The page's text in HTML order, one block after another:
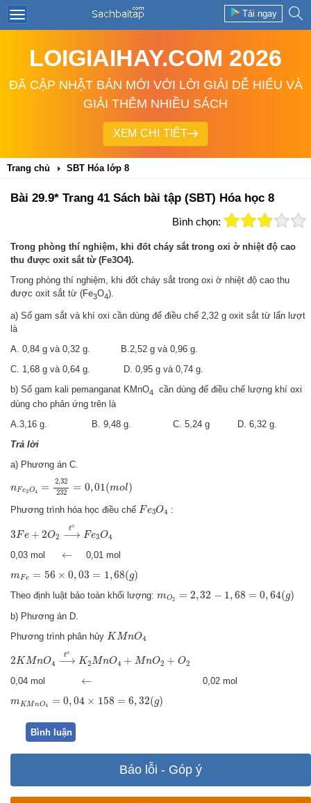
Tải ngay
LOIGIAIHAY.COM 2026
ĐÃ CẬP NHẬT BẢN MỚI VỚI LỜI GIẢI DỄ HIỂU VÀ
GIẢI THÊM NHIỀU SÁCH
XEM CHI TIẾT
Trang chủ SBT Hóa lớp 8
Bài 29.9* Trang 41 Sách bài tập (SBT) Hóa học 8
Bình chọn:
Trong phòng thí nghiệm, khi đốt cháy sắt trong oxi ờ nhiệt độ cao
thu được oxit sắt từ (Fe3O4).
Trong phòng thí nghiệm, khi đốt cháy sắt trong oxi ờ nhiệt độ cao thu
được oxit sắt từ (Fe3O4).
a) Số gam sắt và khí oxi cần dùng để điều chế 2,32 g oxit sắt từ lẩn lượt
là
A. 0,84 g và 0,32 g. B.2,52 g và 0,96 g.
C. 1,68 g và 0,64 g. D. 0,95 g và 0,74 g.
b) Số gam kali pemanganat KMnO4
cần dùng để điều chế lượng khí oxi
dùng cho phản ứng trên là
A.3,16 g. B. 9,48 g. C. 5,24 g D. 6,32 g.
Trả lời
a) Phương án C.
nF e3O4 = 2,32
232
= 0,01(mol)
2,32
Phương trình hóa học điều chế Fe3O4
Fe O :
3 Fe + 2O2
to
⟶ Fe3O4
to
0,03 mol ←
← 0,01 mol
mF e = 56 × 0,03 = 1,68(g)
56× 03 =1, g
Theo định luật bảo toàn khối lượng: mO2 = 2,32 − 1,68 = 0,64(g)
2,32− 68 =0, g
b) Phương án D.
Phương trình phân hủy K MnO4
KMn O4
2KMnO4
to
⟶ K2MnO4 + MnO2 + O2
⟶t
0,04 mol ←
← 0,02 mol
m K M nO4 = 0,04 × 158 = 6,32(g)
0, 04 × 158 =6 (g )
Bình luận
Báo lỗi - Góp ý